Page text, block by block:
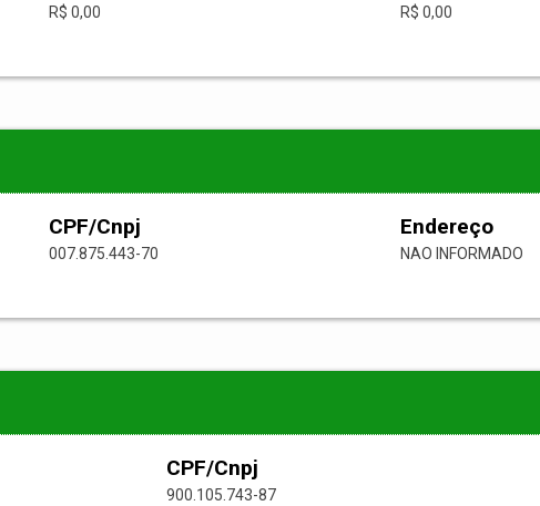
R$ 0,00 R$ 0,00
CPF/Cnpj
007.875.443-70
Endereço
NAO INFORMADO
CPF/Cnpj
900.105.743-87